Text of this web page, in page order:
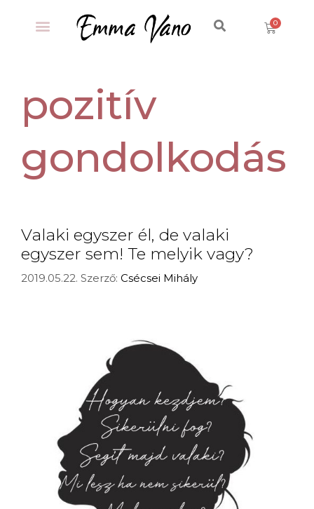
pozitív
gondolkodás
Valaki egyszer él, de valaki
egyszer sem! Te melyik vagy?
2019.05.22. Szerző: Csécsei Mihály